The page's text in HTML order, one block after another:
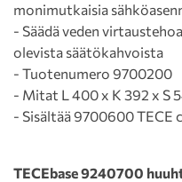
monimutkaisia
- Säädä veden
olevista säätökahvoista
- Tuotenumero 9700200
- Mitat L 400 x K 392 x S
- Sisältää 9700600 TECE
TECEbase 9240700